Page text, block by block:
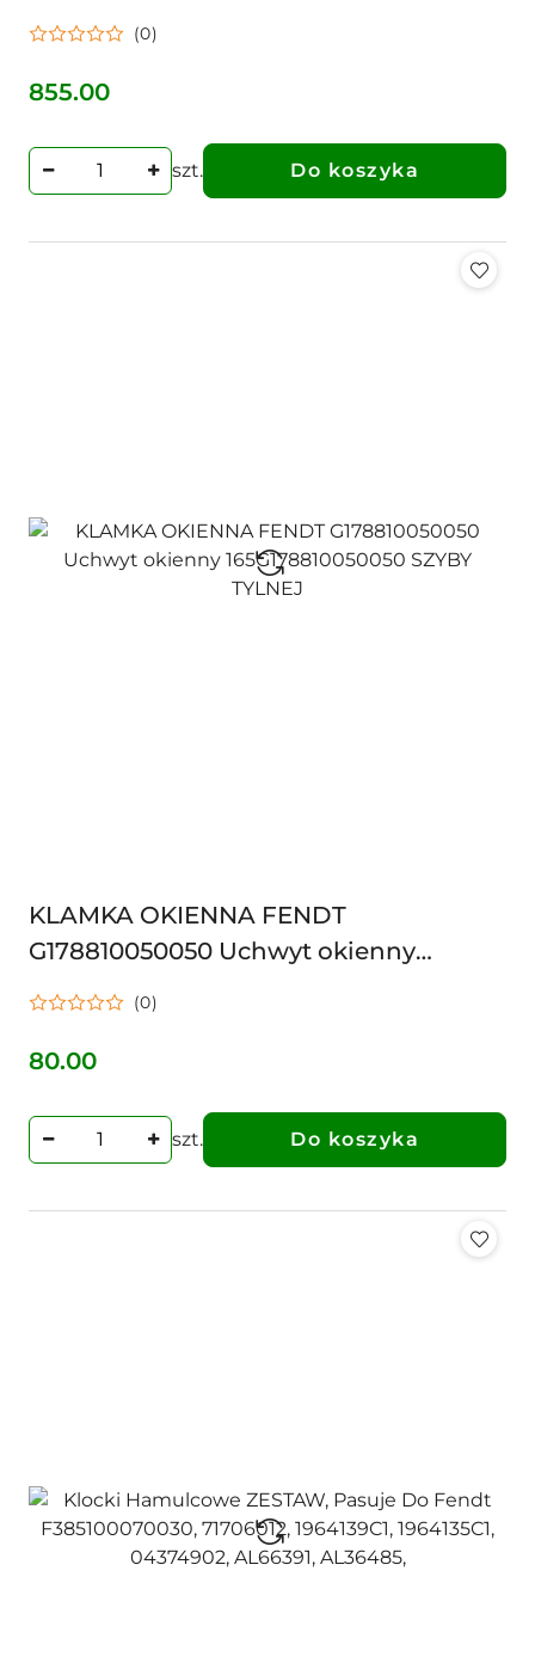
FENDT 71706079 2241051 22/410-51
(0)
Cena:
855.00
szt. Do koszyka
KLAMKA OKIENNA FENDT
G178810050050 Uchwyt okienny
165G178810050050 SZYBY TYLNEJ
(0)
Cena:
80.00
szt. Do koszyka